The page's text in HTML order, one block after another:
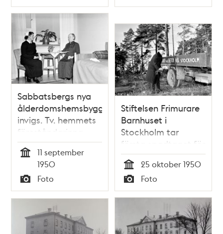
handarbete
Typ
ålderdomshem för
sjuksköterskor
Typ
Sabbatsbergs nya
ålderdomshemsbyggnad
invigs. Tv. hemmets
föreståndarinna
syster Agda
Asplund och
pensionär Eva
Svensson
11 september
1950
Typ
Foto
Stiftelsen Frimurare
Barnhuset i
Stockholm tar
första spadtaget för
ett ålderdomshem
för herrar i
Blackeberg
Tid
25 oktober 1950
Typ
Foto